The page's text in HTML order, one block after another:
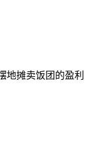
地摊卖饭团的盈利